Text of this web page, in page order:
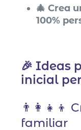
🎄 Crea
100%
🎉 Ideas
inicial
👨‍👩‍👧‍👦
familiar